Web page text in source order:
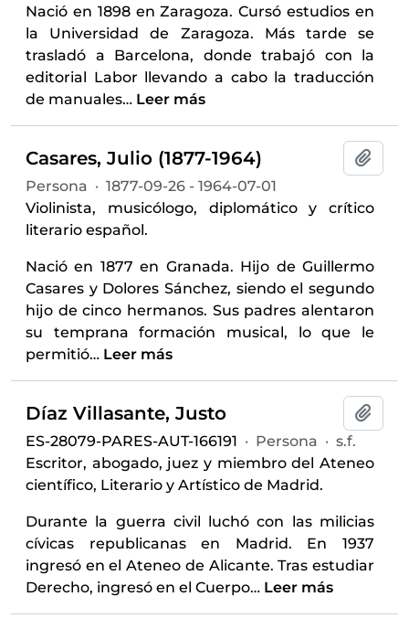
Nació en 1898 en Zaragoza. Cursó estudios en
la Universidad de Zaragoza. Más tarde se
trasladó a Barcelona, donde trabajó con la
editorial Labor llevando a cabo la traducción
de manuales… Leer más
Casares, Julio (1877-1964)
Persona · 1877-09-26 - 1964-07-01
Violinista, musicólogo, diplomático y crítico
literario español.
Nació en 1877 en Granada. Hijo de Guillermo
Casares y Dolores Sánchez, siendo el segundo
hijo de cinco hermanos. Sus padres alentaron
su temprana formación musical, lo que le
permitió… Leer más
Díaz Villasante, Justo
ES-28079-PARES-AUT-166191 · Persona · s.f.
Escritor, abogado, juez y miembro del Ateneo
científico, Literario y Artístico de Madrid.
Durante la guerra civil luchó con las milicias
cívicas republicanas en Madrid. En 1937
ingresó en el Ateneo de Alicante. Tras estudiar
Derecho, ingresó en el Cuerpo… Leer más